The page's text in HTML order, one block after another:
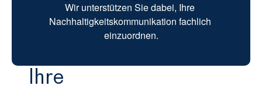
Wir unterstützen Sie dabei, Ihre
Nachhaltigkeitskommunikation fachlich
einzuordnen.
Ihre